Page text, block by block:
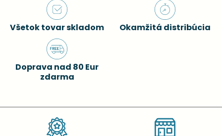
Všetok tovar skladom Okamžitá distribúcia
Doprava nad 80 Eur
zdarma